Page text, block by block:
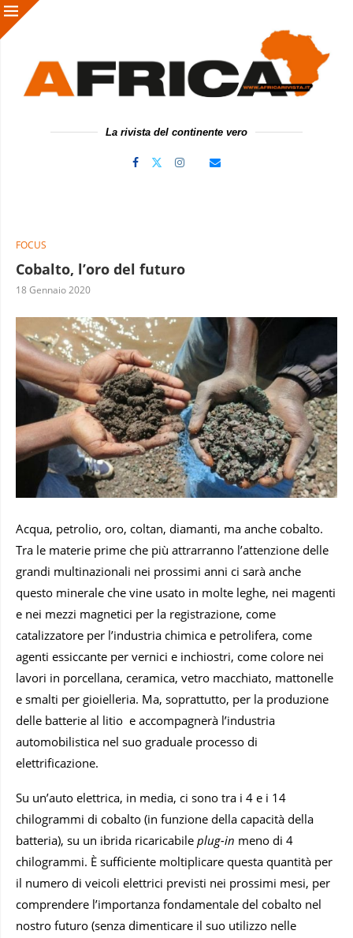
La rivista del continente vero
FOCUS
Cobalto, l’oro del futuro
18 Gennaio 2020
Acqua, petrolio, oro, coltan, diamanti, ma anche cobalto.
Tra le materie prime che più attrarranno l’attenzione delle
grandi multinazionali nei prossimi anni ci sarà anche
questo minerale che vine usato in molte leghe, nei magenti
e nei mezzi magnetici per la registrazione, come
catalizzatore per l’industria chimica e petrolifera, come
agenti essiccante per vernici e inchiostri, come colore nei
lavori in porcellana, ceramica, vetro macchiato, mattonelle
e smalti per gioielleria. Ma, soprattutto, per la produzione
delle batterie al litio e accompagnerà l’industria
automobilistica nel suo graduale processo di
elettrificazione.
Su un’auto elettrica, in media, ci sono tra i 4 e i 14
chilogrammi di cobalto (in funzione della capacità della
batteria), su un ibrida ricaricabile plug-in meno di 4
chilogrammi. È sufficiente moltiplicare questa quantità per
il numero di veicoli elettrici previsti nei prossimi mesi, per
comprendere l’importanza fondamentale del cobalto nel
nostro futuro (senza dimenticare il suo utilizzo nelle